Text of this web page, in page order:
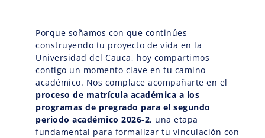
Porque soñamos con que continúes
construyendo tu proyecto de vida en la
Universidad del Cauca, hoy compartimos
contigo un momento clave en tu camino
académico. Nos complace acompañarte en el
proceso de matrícula académica a los
programas de pregrado para el segundo
periodo académico 2026-2, una etapa
fundamental para formalizar tu vinculación con